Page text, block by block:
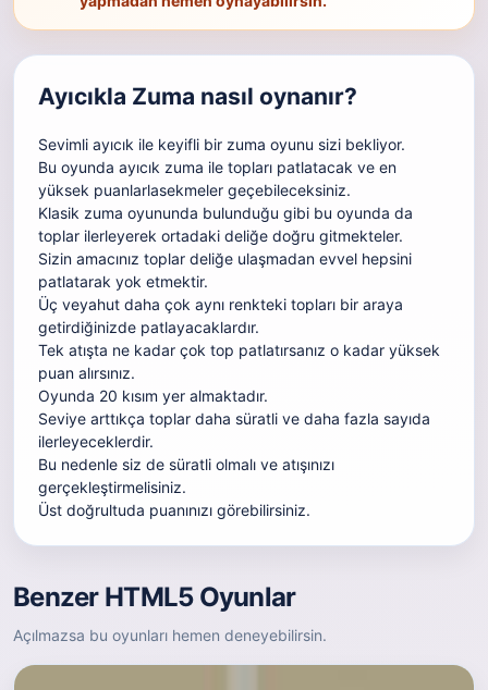
Ayıcıkla Zuma nasıl oynanır?
Sevimli ayıcık ile keyifli bir zuma oyunu sizi bekliyor.
Bu oyunda ayıcık zuma ile topları patlatacak ve en
yüksek puanlarlasekmeler geçebileceksiniz.
Klasik zuma oyununda bulunduğu gibi bu oyunda da
toplar ilerleyerek ortadaki deliğe doğru gitmekteler.
Sizin amacınız toplar deliğe ulaşmadan evvel hepsini
patlatarak yok etmektir.
Üç veyahut daha çok aynı renkteki topları bir araya
getirdiğinizde patlayacaklardır.
Tek atışta ne kadar çok top patlatırsanız o kadar yüksek
puan alırsınız.
Oyunda 20 kısım yer almaktadır.
Seviye arttıkça toplar daha süratli ve daha fazla sayıda
ilerleyeceklerdir.
Bu nedenle siz de süratli olmalı ve atışınızı
gerçekleştirmelisiniz.
Üst doğrultuda puanınızı görebilirsiniz.
Benzer HTML5 Oyunlar
Açılmazsa bu oyunları hemen deneyebilirsin.